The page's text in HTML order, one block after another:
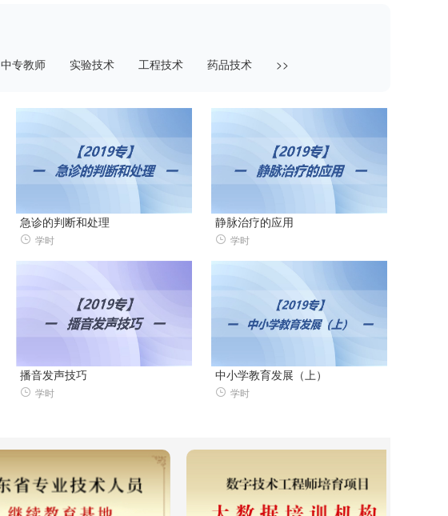
中专教师 实验技术 工程技术 药品技术 >>
急诊的判断和处理
学时
静脉治疗的应用
学时
播音发声技巧
学时
中小学教育发展（上）
学时